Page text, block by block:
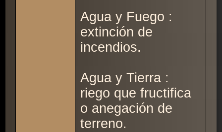
Agua y Fuego :
extinción de
incendios.
Agua y Tierra :
riego que fructifica
o anegación de
terreno.